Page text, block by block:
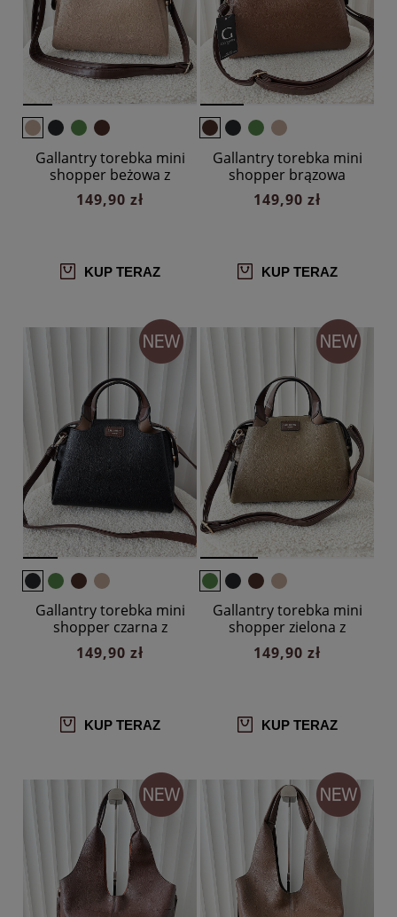
Gallantry torebka mini
shopper beżowa z
brązowym
149,90 zł
KUP TERAZ
Gallantry torebka mini
shopper brązowa
149,90 zł
KUP TERAZ
Gallantry torebka mini
shopper czarna z
brązowym
149,90 zł
KUP TERAZ
Gallantry torebka mini
shopper zielona z
brązowym
149,90 zł
KUP TERAZ